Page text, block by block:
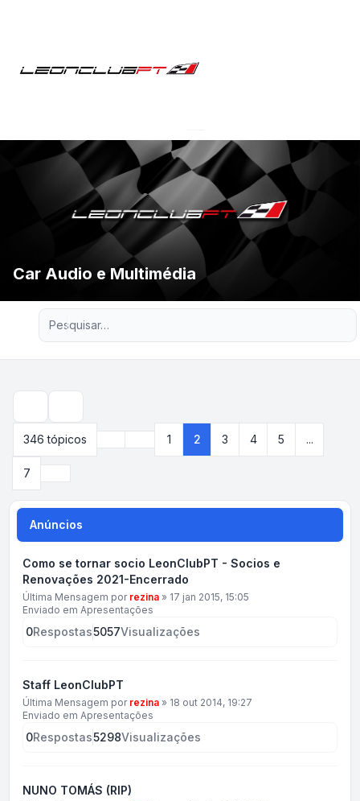
Car Audio e Multimédia
Pesquisa avançada
346 tópicos
Página2de
Anterior
1 2 3 4 5 ...
7
Anúncios
Como se tornar socio LeonClubPT - Socios e
Renovações 2021-Encerrado
Última Mensagem por rezina » 17 jan 2015, 15:05
Enviado em Apresentações
0Respostas5057Visualizações
Staff LeonClubPT
Última Mensagem por rezina » 18 out 2014, 19:27
Enviado em Apresentações
0Respostas5298Visualizações
NUNO TOMÁS (RIP)